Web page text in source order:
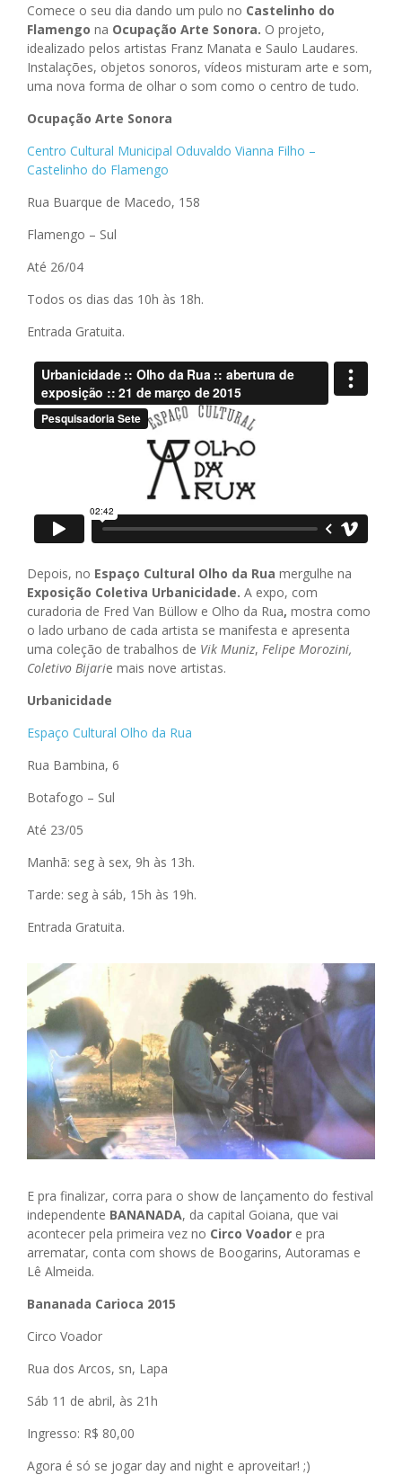
Comece o seu dia dando um pulo no Castelinho do
Flamengo na Ocupação Arte Sonora. O projeto,
idealizado pelos artistas Franz Manata e Saulo Laudares.
Instalações, objetos sonoros, vídeos misturam arte e som,
uma nova forma de olhar o som como o centro de tudo.
Ocupação Arte Sonora
Centro Cultural Municipal Oduvaldo Vianna Filho –
Castelinho do Flamengo
Rua Buarque de Macedo, 158
Flamengo – Sul
Até 26/04
Todos os dias das 10h às 18h.
Entrada Gratuita.
Depois, no Espaço Cultural Olho da Rua mergulhe na
Exposição Coletiva Urbanicidade. A expo, com
curadoria de Fred Van Büllow e Olho da Rua, mostra como
o lado urbano de cada artista se manifesta e apresenta
uma coleção de trabalhos de Vik Muniz, Felipe Morozini,
Coletivo Bijarie mais nove artistas.
Urbanicidade
Espaço Cultural Olho da Rua
Rua Bambina, 6
Botafogo – Sul
Até 23/05
Manhã: seg à sex, 9h às 13h.
Tarde: seg à sáb, 15h às 19h.
Entrada Gratuita.
E pra finalizar, corra para o show de lançamento do festival
independente BANANADA, da capital Goiana, que vai
acontecer pela primeira vez no Circo Voador e pra
arrematar, conta com shows de Boogarins, Autoramas e
Lê Almeida.
Bananada Carioca 2015
Circo Voador
Rua dos Arcos, sn, Lapa
Sáb 11 de abril, às 21h
Ingresso: R$ 80,00
Agora é só se jogar day and night e aproveitar! ;)